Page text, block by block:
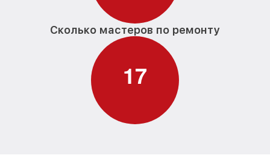
Сколько мастеров по ремонту
17